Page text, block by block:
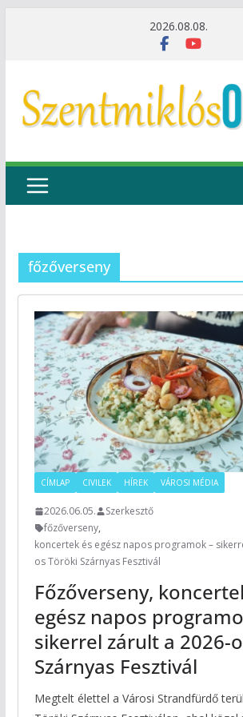
2026.08.08.
főzőverseny
CÍMLAP CIVILEK HÍREK VÁROSI MÉDIA
2026.06.05.
Szerkesztő
főzőverseny,
koncertek és egész napos programok –
os Töröki Szárnyas Fesztivál
Főzőverseny,
egész napos
sikerrel zárult a 2026-
Szárnyas Fesztivál
Megtelt élettel a Városi Strandfürdő